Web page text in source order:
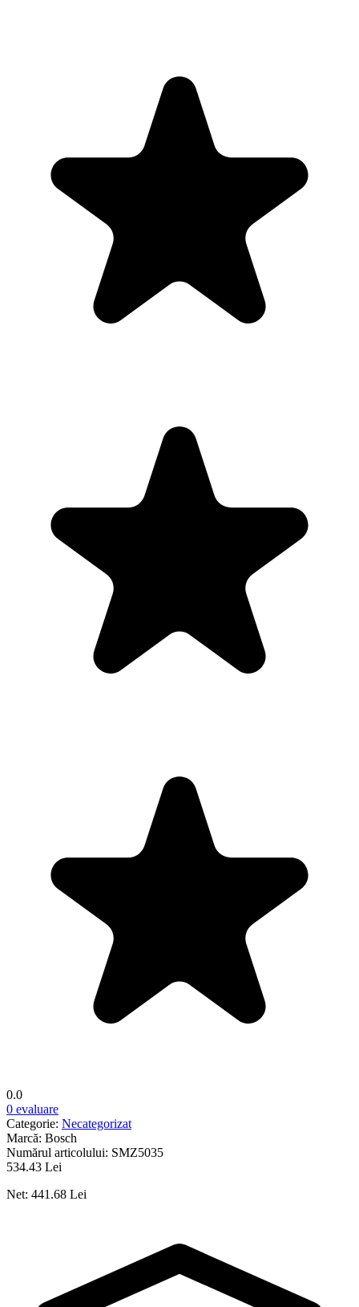
0.0
0 evaluare
Categorie: Necategorizat
Marcă: Bosch
Numărul articolului: SMZ5035
534.43 Lei
Net: 441.68 Lei